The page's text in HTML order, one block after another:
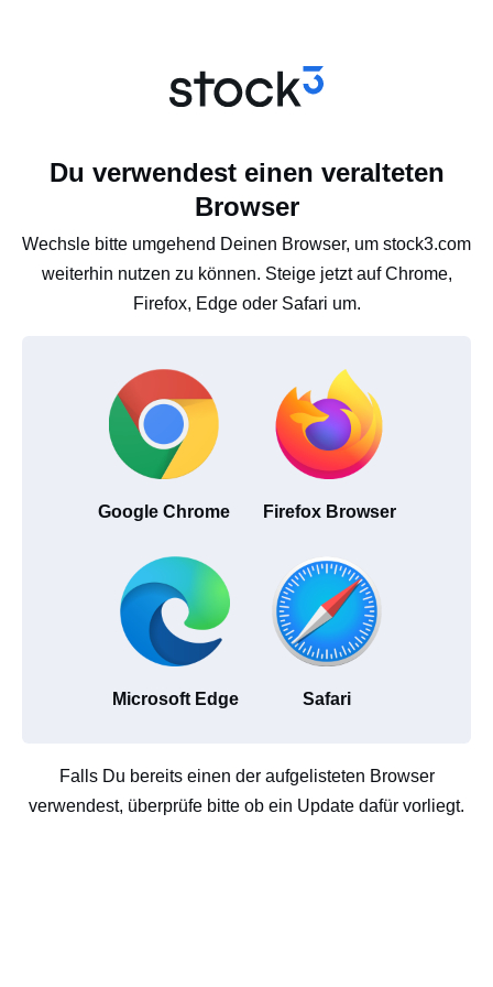
Du verwendest einen veralteten
Browser
Wechsle bitte umgehend Deinen Browser, um stock3.com
weiterhin nutzen zu können. Steige jetzt auf Chrome,
Firefox, Edge oder Safari um.
Google Chrome Firefox Browser
Microsoft Edge Safari
Falls Du bereits einen der aufgelisteten Browser
verwendest, überprüfe bitte ob ein Update dafür vorliegt.